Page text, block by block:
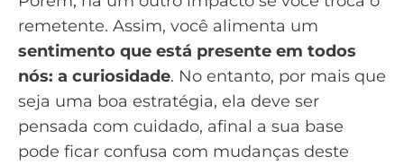
remetente. Assim, você alimenta um
sentimento que está presente em todos
nós: a curiosidade. No entanto, por mais que
seja uma boa estratégia, ela deve ser
pensada com cuidado, afinal a sua base
pode ficar confusa com mudanças deste